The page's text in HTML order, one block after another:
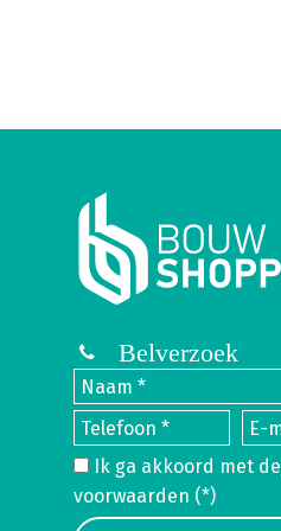
Belverzoek
Ik ga akkoord met de
voorwaarden (*)